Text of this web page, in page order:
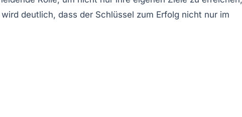
deutlich, dass der Schlüssel zum Erfolg nicht nur im